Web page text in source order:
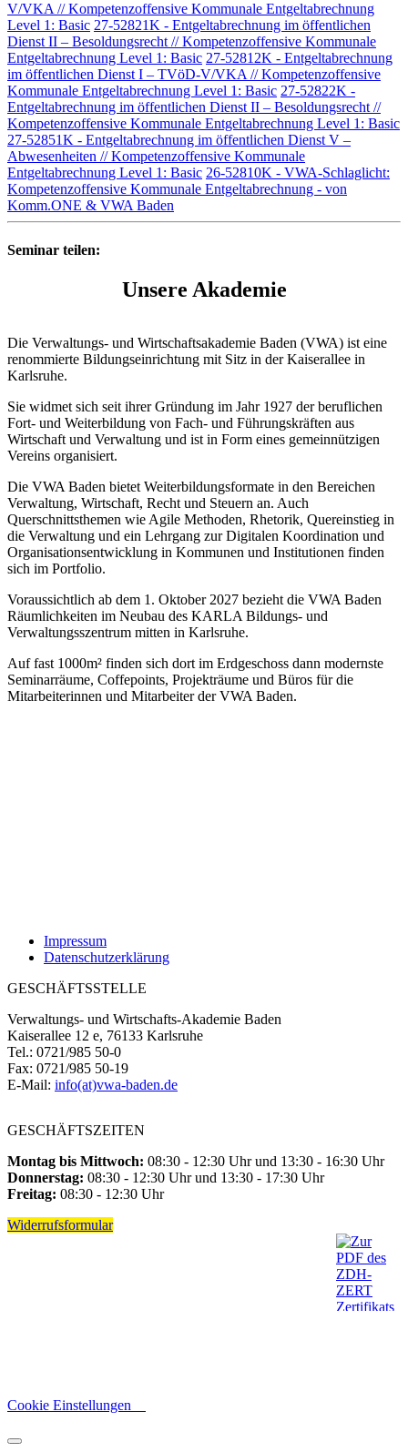
V/VKA // Kompetenzoffensive Kommunale Entgeltabrechnung
Level 1: Basic 27-52821K - Entgeltabrechnung im öffentlichen
Dienst II – Besoldungsrecht // Kompetenzoffensive Kommunale
Entgeltabrechnung Level 1: Basic 27-52812K - Entgeltabrechnung
im öffentlichen Dienst I – TVöD-V/VKA // Kompetenzoffensive
Kommunale Entgeltabrechnung Level 1: Basic 27-52822K -
Entgeltabrechnung im öffentlichen Dienst II – Besoldungsrecht //
Kompetenzoffensive Kommunale Entgeltabrechnung Level 1: Basic
27-52851K - Entgeltabrechnung im öffentlichen Dienst V –
Abwesenheiten // Kompetenzoffensive Kommunale
Entgeltabrechnung Level 1: Basic 26-52810K - VWA-Schlaglicht:
Kompetenzoffensive Kommunale Entgeltabrechnung - von
Komm.ONE & VWA Baden
Seminar teilen:
Unsere Akademie
Die Verwaltungs- und Wirtschaftsakademie Baden (VWA) ist eine
renommierte Bildungseinrichtung mit Sitz in der Kaiserallee in
Karlsruhe.
Sie widmet sich seit ihrer Gründung im Jahr 1927 der beruflichen
Fort- und Weiterbildung von Fach- und Führungskräften aus
Wirtschaft und Verwaltung und ist in Form eines gemeinnützigen
Vereins organisiert.
Die VWA Baden bietet Weiterbildungsformate in den Bereichen
Verwaltung, Wirtschaft, Recht und Steuern an. Auch
Querschnittsthemen wie Agile Methoden, Rhetorik, Quereinstieg in
die Verwaltung und ein Lehrgang zur Digitalen Koordination und
Organisationsentwicklung in Kommunen und Institutionen finden
sich im Portfolio.
Voraussichtlich ab dem 1. Oktober 2027 bezieht die VWA Baden
Räumlichkeiten im Neubau des KARLA Bildungs- und
Verwaltungsszentrum mitten in Karlsruhe.
Auf fast 1000m² finden sich dort im Erdgeschoss dann modernste
Seminarräume, Coffepoints, Projekträume und Büros für die
Mitarbeiterinnen und Mitarbeiter der VWA Baden.
Impressum
Datenschutzerklärung
GESCHÄFTSSTELLE
Verwaltungs- und Wirtschafts-Akademie Baden
Kaiserallee 12 e, 76133 Karlsruhe
Tel.: 0721/985 50-0
Fax: 0721/985 50-19
E-Mail: info(at)vwa-baden.de
GESCHÄFTSZEITEN
Montag bis Mittwoch: 08:30 - 12:30 Uhr und 13:30 - 16:30 Uhr
Donnerstag: 08:30 - 12:30 Uhr und 13:30 - 17:30 Uhr
Freitag: 08:30 - 12:30 Uhr
Widerrufsformular
Cookie Einstellungen